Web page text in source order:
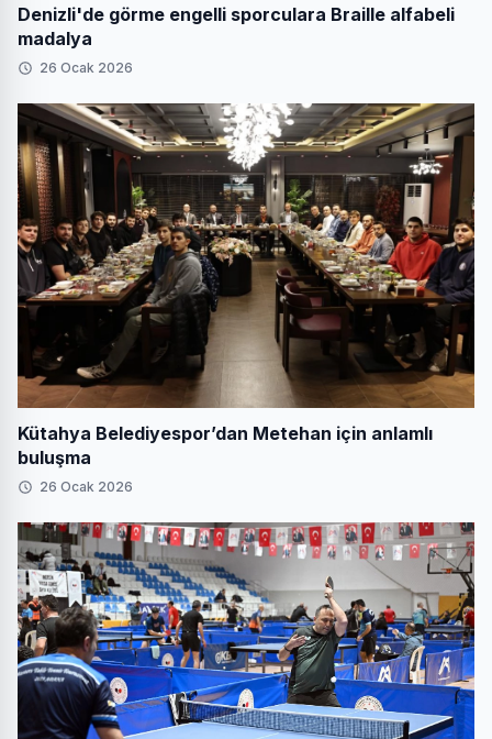
Denizli'de görme engelli sporculara Braille alfabeli
madalya
26 Ocak 2026
Kütahya Belediyespor’dan Metehan için anlamlı
buluşma
26 Ocak 2026